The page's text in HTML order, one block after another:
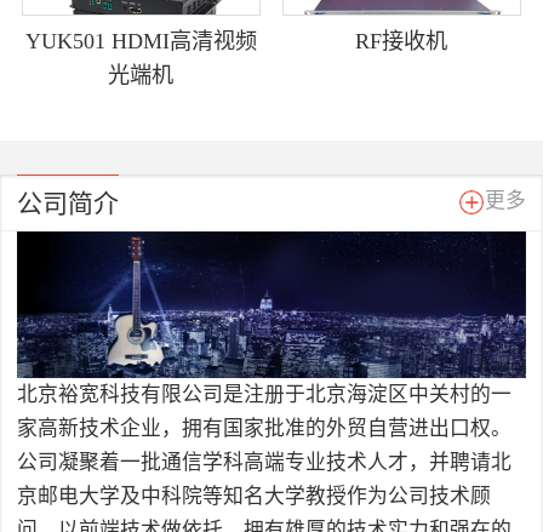
YUK501 HDMI高清视频
光端机
RF接收机
公司简介 更多
北京裕宽科技有限公司是注册于北京海淀区中关村的一
家高新技术企业，拥有国家批准的外贸自营进出口权。
公司凝聚着一批通信学科高端专业技术人才，并聘请北
京邮电大学及中科院等知名大学教授作为公司技术顾